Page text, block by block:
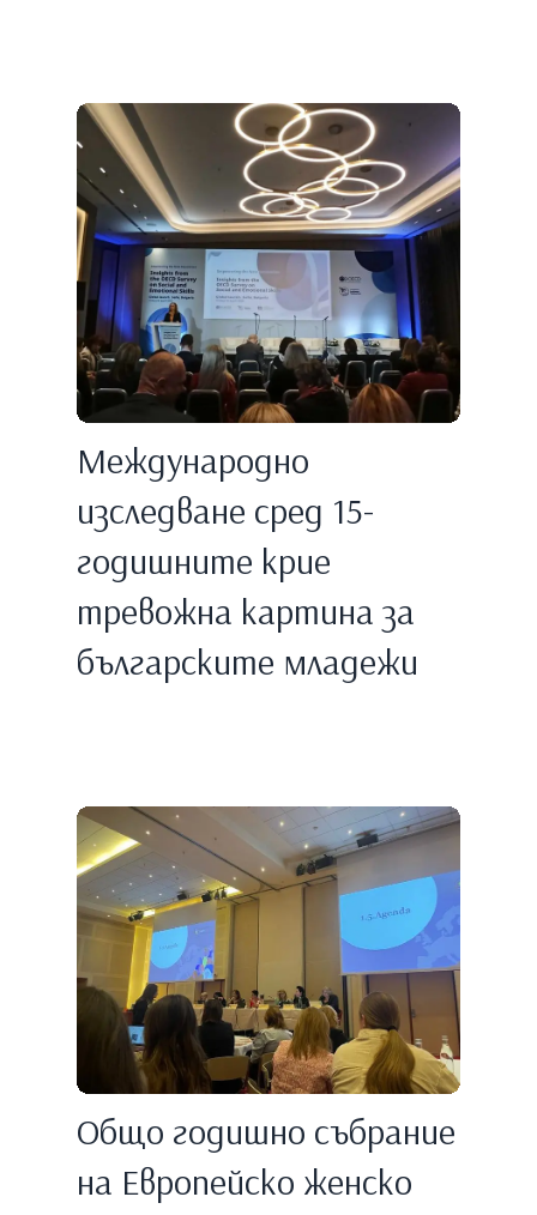
Международно
изследване сред 15-
годишните крие
тревожна картина за
българските младежи
Общо годишно събрание
на Европейско женско